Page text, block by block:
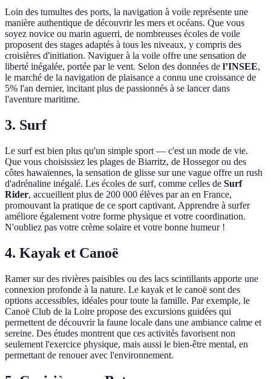
Loin des tumultes des ports, la navigation à voile représente une
manière authentique de découvrir les mers et océans. Que vous
soyez novice ou marin aguerri, de nombreuses écoles de voile
proposent des stages adaptés à tous les niveaux, y compris des
croisières d'initiation. Naviguer à la voile offre une sensation de
liberté inégalée, portée par le vent. Selon des données de l’INSEE,
le marché de la navigation de plaisance a connu une croissance de
5% l'an dernier, incitant plus de passionnés à se lancer dans
l'aventure maritime.
3. Surf
Le surf est bien plus qu'un simple sport — c'est un mode de vie.
Que vous choisissiez les plages de Biarritz, de Hossegor ou des
côtes hawaïennes, la sensation de glisse sur une vague offre un rush
d'adrénaline inégalé. Les écoles de surf, comme celles de Surf
Rider, accueillent plus de 200 000 élèves par an en France,
promouvant la pratique de ce sport captivant. Apprendre à surfer
améliore également votre forme physique et votre coordination.
N'oubliez pas votre crème solaire et votre bonne humeur !
4. Kayak et Canoë
Ramer sur des rivières paisibles ou des lacs scintillants apporte une
connexion profonde à la nature. Le kayak et le canoë sont des
options accessibles, idéales pour toute la famille. Par exemple, le
Canoë Club de la Loire propose des excursions guidées qui
permettent de découvrir la faune locale dans une ambiance calme et
sereine. Des études montrent que ces activités favorisent non
seulement l'exercice physique, mais aussi le bien-être mental, en
permettant de renouer avec l'environnement.